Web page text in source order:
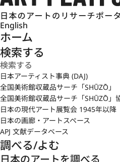
English
ホーム
検索する
日本アーティスト事典 (DAJ)
全国美術館収蔵品サーチ「SHŪZŌ」
全国美術館収蔵品サーチ「SHŪZŌ」
日本の現代アート展覧会 1945年以降
日本の画廊・アートスペース
APJ 文献データベース
調べる/よむ